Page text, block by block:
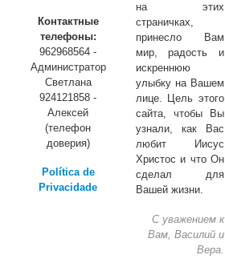
Контактные
телефоны:
962968564 -
Администратор
Светлана
924121858 -
Алексей
(телефон
доверия)
Política de
Privacidade
на этих
страничках,
принесло Вам
мир, радость и
искреннюю
улыбку на Вашем
лице. Цель этого
сайта, чтобы Вы
узнали, как Вас
любит Иисус
Христос и что Он
сделал для
Вашей жизни.
С уважением к
Вам, Василий и
Вера.